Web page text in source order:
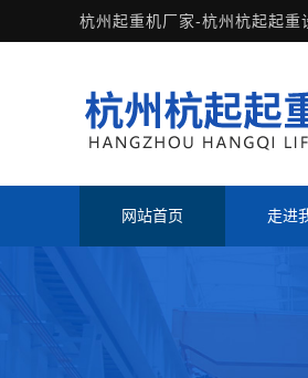
杭州起重机厂家-杭州杭起起重
网站首页 走进